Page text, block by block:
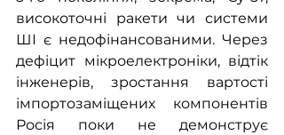
високоточні ракети чи системи
ШІ є недофінансованими. Через
дефіцит мікроелектроніки, відтік
інженерів, зростання вартості
імпортозаміщених компонентів
Росія поки не демонструє